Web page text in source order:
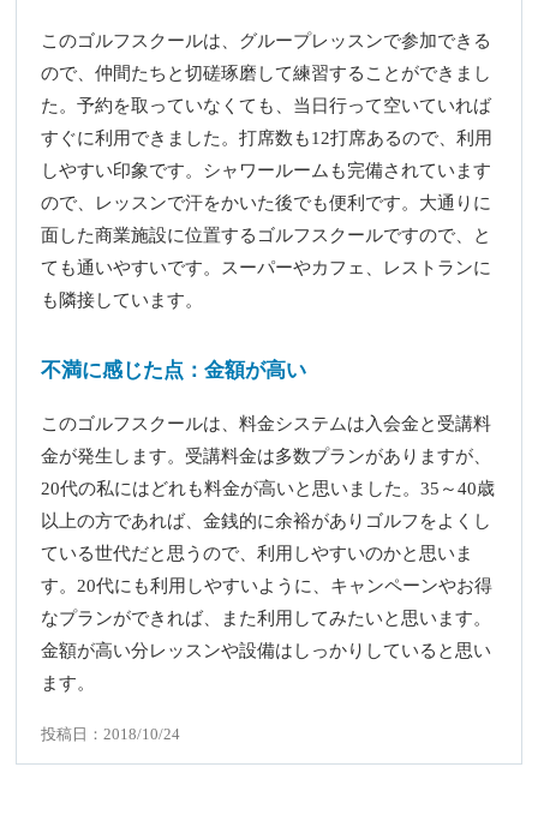
このゴルフスクールは、グループレッスンで参加できる
ので、仲間たちと切磋琢磨して練習することができまし
た。予約を取っていなくても、当日行って空いていれば
すぐに利用できました。打席数も12打席あるので、利用
しやすい印象です。シャワールームも完備されています
ので、レッスンで汗をかいた後でも便利です。大通りに
面した商業施設に位置するゴルフスクールですので、と
ても通いやすいです。スーパーやカフェ、レストランに
も隣接しています。
不満に感じた点：金額が高い
このゴルフスクールは、料金システムは入会金と受講料
金が発生します。受講料金は多数プランがありますが、
20代の私にはどれも料金が高いと思いました。35～40歳
以上の方であれば、金銭的に余裕がありゴルフをよくし
ている世代だと思うので、利用しやすいのかと思いま
す。20代にも利用しやすいように、キャンペーンやお得
なプランができれば、また利用してみたいと思います。
金額が高い分レッスンや設備はしっかりしていると思い
ます。
投稿日：2018/10/24